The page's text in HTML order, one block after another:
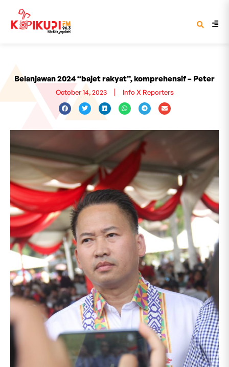
Belanjawan 2024 “bajet rakyat”, komprehensif – Peter
October 14, 2023 Info X Reporters